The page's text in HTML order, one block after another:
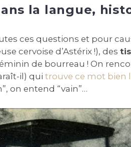
la langue,
ces questions et pour
cervoise d’Astérix !), des
de bourreau ! On
il) qui trouve ce mot bien
on entend “vain”…